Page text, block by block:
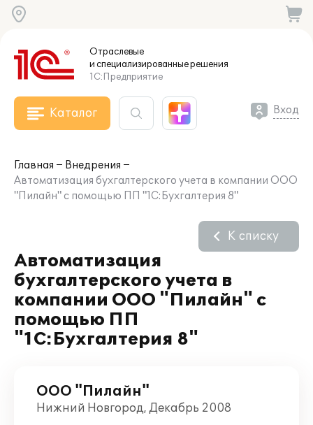
Отраслевые
и специализированныерешения
1С:Предприятие
Каталог Вход
Главная
Внедрения
Автоматизация бухгалтерского учета в компании ООО
"Пилайн" с помощью ПП "1С:Бухгалтерия 8"
Автоматизация
бухгалтерского учета в
компании ООО "Пилайн" с
помощью ПП
"1С:Бухгалтерия 8"
К списку
ООО "Пилайн"
Нижний Новгород, Декабрь 2008